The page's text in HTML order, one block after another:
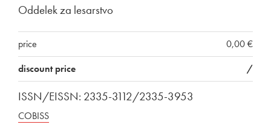
Oddelek za lesarstvo
price
0,00 €
discount price
/
ISSN/EISSN: 2335-3112/2335-3953
COBISS